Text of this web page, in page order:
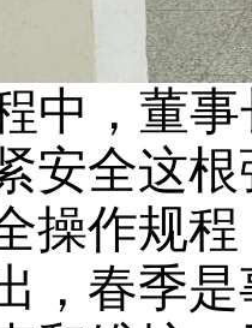
中，董
安全这
操作规
，春季